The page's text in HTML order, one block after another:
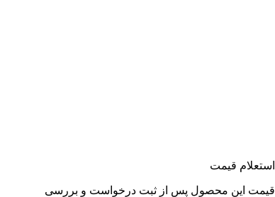
استعلام قیمت
قیمت این محصول پس از ثبت درخواست و بررسی